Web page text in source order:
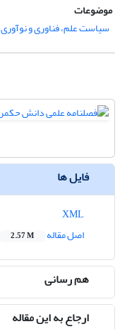
موضوعات
سیاست علم، فناوری و نوآوری
فایل ها
اصل مقاله
2.57 M
هم رسانی
ارجاع به این مقاله